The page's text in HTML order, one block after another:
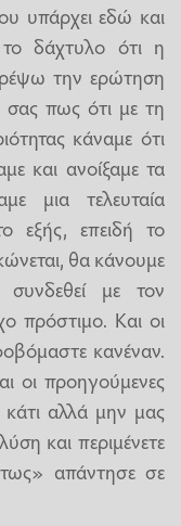
υπάρχει εδώ και
δάχτυλο ότι η
την ερώτηση
σας πως ότι με τη
κάναμε ότι
και ανοίξαμε τα
μια τελευταία
εξής, επειδή το
θα κάνουμε
συνδεθεί με τον
πρόστιμο. Και οι
κανέναν.
οι προηγούμενες
κάτι αλλά μην μας
και περιμένετε
απάντησε σε